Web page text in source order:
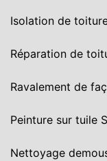
Isolation de
Réparation de
Ravalement de
Peinture sur tuile
Nettoyage